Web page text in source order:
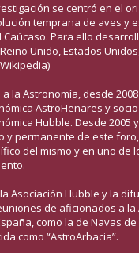
se centró en el
temprana de aves y
Para ello
Unido, Estados
la Astronomía, desde
AstroHenares y
Hubble. Desde 2005
y permanente de este
del mismo y en uno de
Asociación Hubble y la
de aficionados a la
como la de Navas
como “AstroArbacia”.